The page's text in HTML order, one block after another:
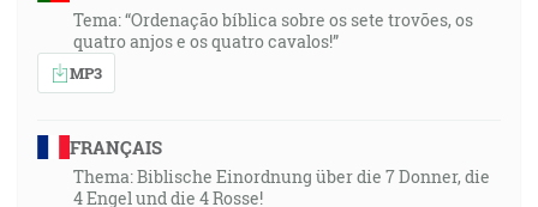
Tema: “Ordenação bíblica sobre os sete trovões, os
quatro anjos e os quatro cavalos!”
MP3
FRANÇAIS
Thema: Biblische Einordnung über die 7 Donner, die
4 Engel und die 4 Rosse!